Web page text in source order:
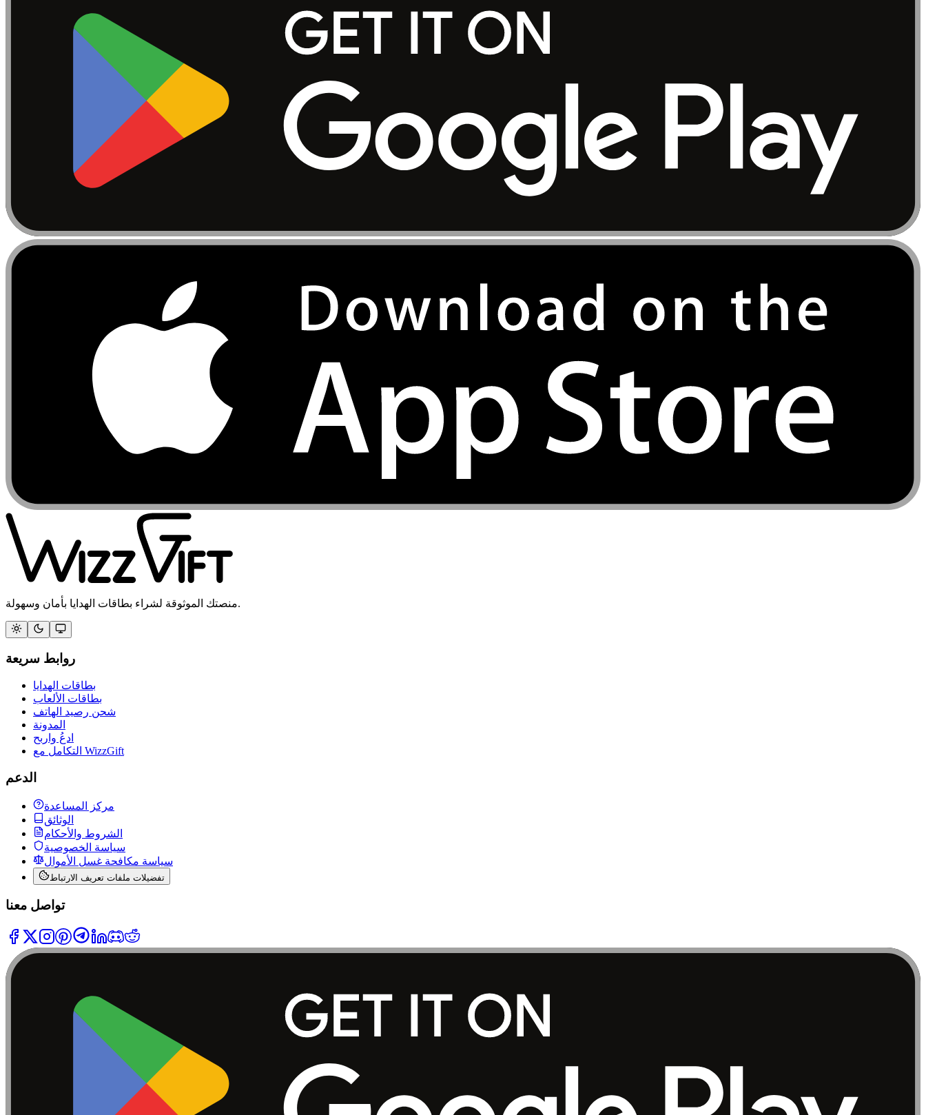
منصتك الموثوقة لشراء بطاقات الهدايا بأمان وسهولة.
روابط سريعة
بطاقات الهدايا
بطاقات الألعاب
شحن رصيد الهاتف
المدونة
ادعُ واربح
التكامل مع WizzGift
الدعم
مركز المساعدة
الوثائق
الشروط والأحكام
سياسة الخصوصية
سياسة مكافحة غسل الأموال
تفضيلات ملفات تعريف الارتباط
تواصل معنا